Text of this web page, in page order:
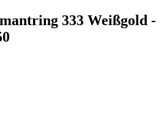
333 Weißgold -